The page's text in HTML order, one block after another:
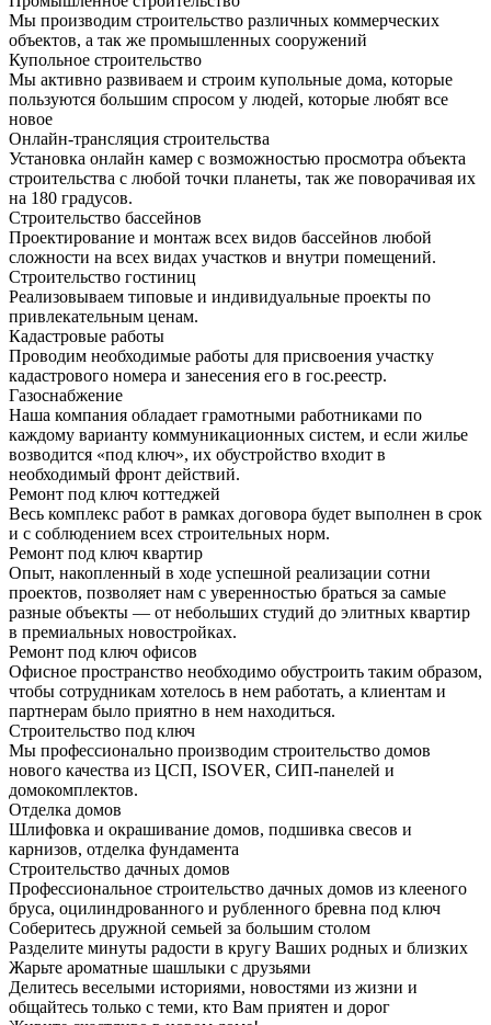
Мы производим строительство различных коммерческих
объектов, а так же промышленных сооружений
Купольное строительство
Мы активно развиваем и строим купольные дома, которые
пользуются большим спросом у людей, которые любят все
новое
Онлайн-трансляция строительства
Установка онлайн камер с возможностью просмотра объекта
строительства с любой точки планеты, так же поворачивая их
на 180 градусов.
Строительство бассейнов
Проектирование и монтаж всех видов бассейнов любой
сложности на всех видах участков и внутри помещений.
Строительство гостиниц
Реализовываем типовые и индивидуальные проекты по
привлекательным ценам.
Кадастровые работы
Проводим необходимые работы для присвоения участку
кадастрового номера и занесения его в гос.реестр.
Газоснабжение
Наша компания обладает грамотными работниками по
каждому варианту коммуникационных систем, и если жилье
возводится «под ключ», их обустройство входит в
необходимый фронт действий.
Ремонт под ключ коттеджей
Весь комплекс работ в рамках договора будет выполнен в срок
и с соблюдением всех строительных норм.
Ремонт под ключ квартир
Опыт, накопленный в ходе успешной реализации сотни
проектов, позволяет нам с уверенностью браться за самые
разные объекты — от небольших студий до элитных квартир
в премиальных новостройках.
Ремонт под ключ офисов
Офисное пространство необходимо обустроить таким образом,
чтобы сотрудникам хотелось в нем работать, а клиентам и
партнерам было приятно в нем находиться.
Строительство под ключ
Мы профессионально производим строительство домов
нового качества из ЦСП, ISOVER, СИП-панелей и
домокомплектов.
Отделка домов
Шлифовка и окрашивание домов, подшивка свесов и
карнизов, отделка фундамента
Строительство дачных домов
Профессиональное строительство дачных домов из клееного
бруса, оцилиндрованного и рубленного бревна под ключ
Соберитесь дружной семьей за большим столом
Разделите минуты радости в кругу Ваших родных и близких
Жарьте ароматные шашлыки с друзьями
Делитесь веселыми историями, новостями из жизни и
общайтесь только с теми, кто Вам приятен и дорог